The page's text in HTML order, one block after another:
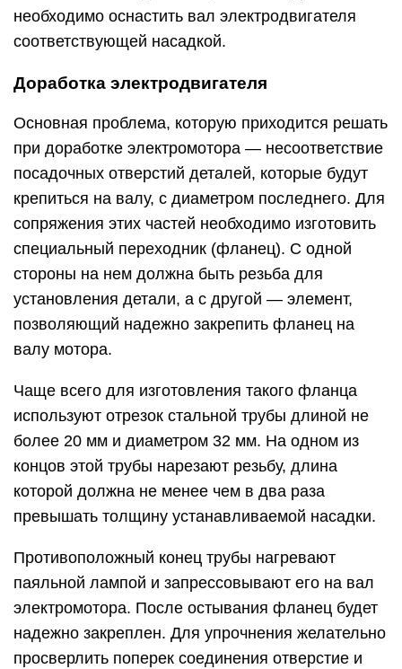
необходимо оснастить вал электродвигателя
соответствующей насадкой.
Доработка электродвигателя
Основная проблема, которую приходится решать
при доработке электромотора — несоответствие
посадочных отверстий деталей, которые будут
крепиться на валу, с диаметром последнего. Для
сопряжения этих частей необходимо изготовить
специальный переходник (фланец). С одной
стороны на нем должна быть резьба для
установления детали, а с другой — элемент,
позволяющий надежно закрепить фланец на
валу мотора.
Чаще всего для изготовления такого фланца
используют отрезок стальной трубы длиной не
более 20 мм и диаметром 32 мм. На одном из
концов этой трубы нарезают резьбу, длина
которой должна не менее чем в два раза
превышать толщину устанавливаемой насадки.
Противоположный конец трубы нагревают
паяльной лампой и запрессовывают его на вал
электромотора. После остывания фланец будет
надежно закреплен. Для упрочнения желательно
просверлить поперек соединения отверстие и